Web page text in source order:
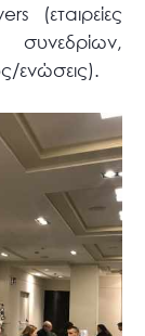
(εταιρείες
ενώσεις).